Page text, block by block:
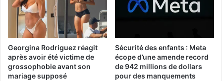
Georgina Rodriguez réagit
après avoir été victime de
grossophobie avant son
mariage supposé
Sécurité des enfants : Meta
écope d’une amende record
de 942 millions de dollars
pour des manquements